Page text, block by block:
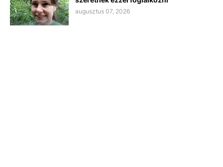
augusztus 07, 2026